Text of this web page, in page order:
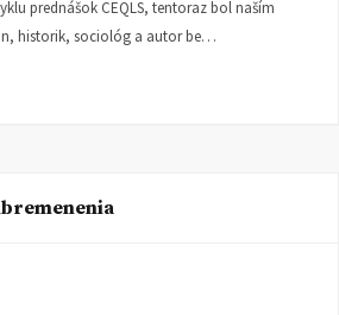
prednášok CEQLS, tentoraz bol naším
historik, sociológ a autor be…